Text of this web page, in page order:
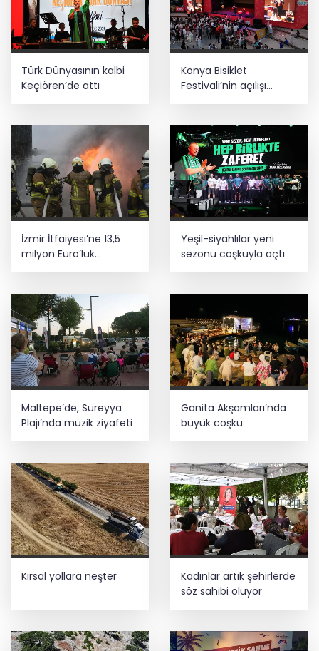
Bilim insanlarından uzayda zincirleme
felaket uyarısı
Lukaku Fener’e mi, Beşiktaş’a mı geliyor?
kaldı
Türk Dünyasının kalbi
Keçiören’de attı
Konya Bisiklet
Festivali’nin açılışı
coşkuyla gerçekleşti
İzmir İtfaiyesi’ne 13,5
milyon Euro’luk
teknoloji yatırımı
Yeşil-siyahlılar yeni
sezonu coşkuyla açtı
Maltepe’de, Süreyya
Plajı’nda müzik ziyafeti
Ganita Akşamları’nda
büyük coşku
Kırsal yollara neşter
Kadınlar artık şehirlerde
söz sahibi oluyor